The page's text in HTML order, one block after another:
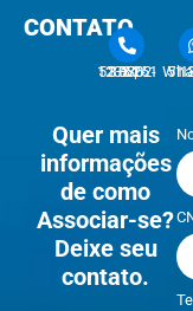
CONTATO
51 3762-1233 | 51 3762-1030 51 3762-
Quer mais
informações
de como
Associar-se?
Deixe seu
contato.